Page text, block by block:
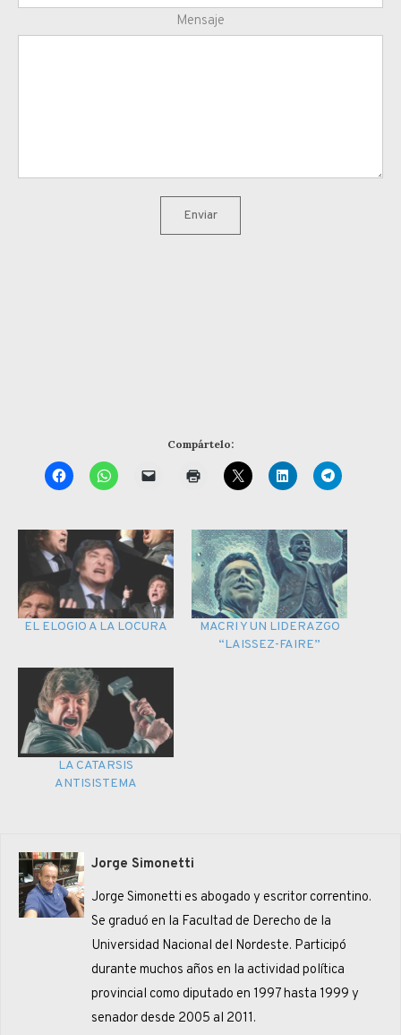
Mensaje
Enviar
Compártelo:
EL ELOGIO A LA LOCURA
MACRI Y UN LIDERAZGO
“LAISSEZ-FAIRE”
LA CATARSIS
ANTISISTEMA
Jorge Simonetti
Jorge Simonetti es abogado y escritor correntino.
Se graduó en la Facultad de Derecho de la
Universidad Nacional del Nordeste. Participó
durante muchos años en la actividad política
provincial como diputado en 1997 hasta 1999 y
senador desde 2005 al 2011.